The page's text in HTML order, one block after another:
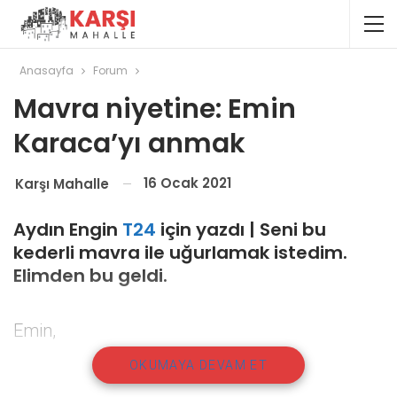
Anasayfa Forum
Mavra niyetine: Emin
Karaca’yı anmak
Karşı Mahalle 16 Ocak 2021
Aydın Engin T24 için yazdı | Seni bu
kederli mavra ile uğurlamak istedim.
Elimden bu geldi.
Emin,
karışık duygular içindeyim. Bugün (cumartesi)
benim mavra günüm. Ama ben ille de senden
OKUMAYA DEVAM ET